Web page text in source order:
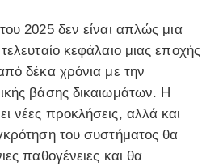
2025 δεν είναι απλώς μια
κεφάλαιο μιας εποχής
δέκα χρόνια με την
βάσης δικαιωμάτων. Η
νέες προκλήσεις, αλλά και
του συστήματος θα
παθογένειες και θα